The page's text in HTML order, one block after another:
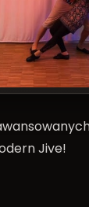
Jive!